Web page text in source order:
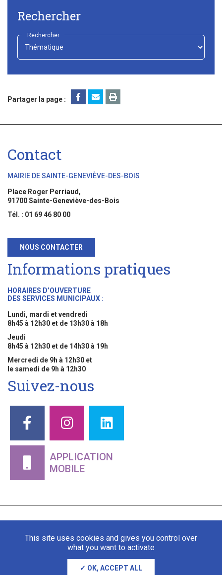
Rechercher
Rechercher
Choisir
Partager la page :
Contact
MAIRIE DE SAINTE-GENEVIÈVE-DES-BOIS
Place Roger Perriaud,
91700 Sainte-Geneviève-des-Bois
Tél. : 01 69 46 80 00
NOUS CONTACTER
Informations pratiques
HORAIRES D’OUVERTURE
DES SERVICES MUNICIPAUX :
Lundi, mardi et vendredi
8h45 à 12h30 et de 13h30 à 18h
Jeudi
8h45 à 12h30 et de 14h30 à 19h
Mercredi de 9h à 12h30 et
le samedi de 9h à 12h30
Suivez-nous
APPLICATION
MOBILE
Mentions légales Gestion des cookies
This site uses cookies and gives you control over
what you want to activate
OK, ACCEPT ALL